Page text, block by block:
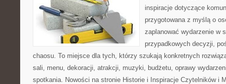
inspiracje dotyczące
przygotowana z myślą o
zaplanować wydarzenie w
przypadkowych decyzji,
chaosu. To miejsce dla tych, którzy szukają konkretnych
sali, menu, dekoracji, atrakcji, muzyki, budżetu, oprawy
spotkania. Nowości na stronie Historie i Inspiracje Czytelników i